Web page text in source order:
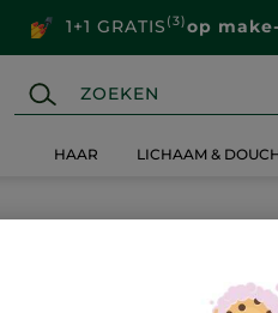
1+1 GRATIS (3)op
HAAR LICHAAM &